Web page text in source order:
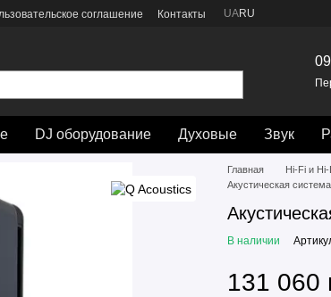
соглашение Контакты UARU
DJ оборудование Духовые Звук
Главная Hi-Fi и Hi-
Акустическая
В наличии
131 060